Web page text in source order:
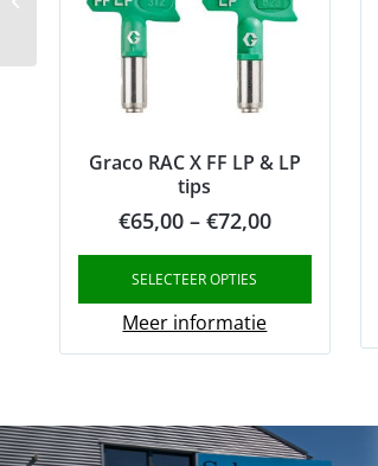
Graco RAC X FF LP & LP
tips
€65,00 – €72,00Price
range:
€72,00
SELECTEER OPTIES
Meer informatie
Twister zilver